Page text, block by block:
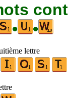
• •
lettre